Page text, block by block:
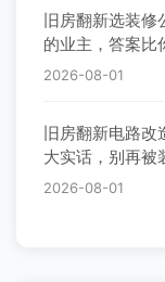
旧房翻新选装修
的业主，答案比
2026-08-01
旧房翻新电路改
大实话，别再被
2026-08-01